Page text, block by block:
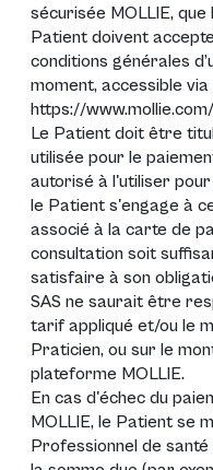
sécurisée MOLLIE,
Patient doivent
conditions générales
moment, accessible via
https://
Le Patient doit être
utilisée pour le
autorisé à l'utiliser
le Patient s'engage à
associé à la carte de
consultation soit
satisfaire à son
SAS ne saurait être
tarif appliqué et/ou le
Praticien, ou sur le
plateforme MOLLIE.
En cas d'échec du
MOLLIE, le Patient se
Professionnel de